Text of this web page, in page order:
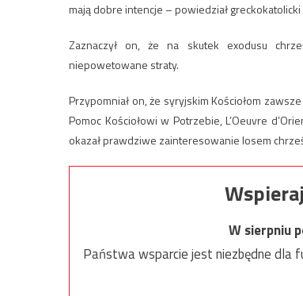
mają dobre intencje – powiedział
Zaznaczył on, że na skutek exodusu
niepowetowane straty.
Przypomniał on, że syryjskim Kościołom
Pomoc Kościołowi w Potrzebie, L’Oeuvre
okazał prawdziwe zainteresowanie losem
W sierpniu
Państwa wsparcie jest niezbędne dla